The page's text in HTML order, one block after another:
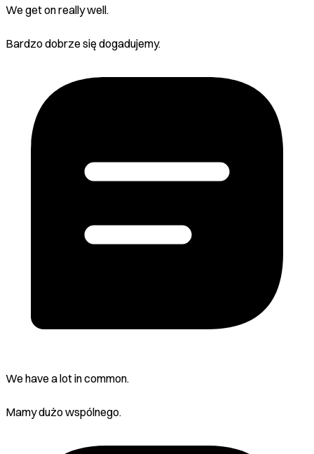
We get on really well.
Bardzo dobrze się dogadujemy.
We have a lot in common.
Mamy dużo wspólnego.